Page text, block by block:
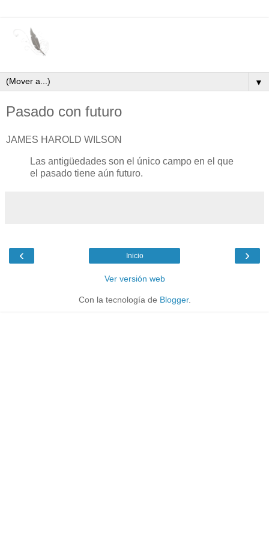
▼
Pasado con futuro
JAMES HAROLD WILSON
Las antigüedades son el único campo en el que
el pasado tiene aún futuro.
‹ ›
Inicio
Ver versión web
Con la tecnología de Blogger.